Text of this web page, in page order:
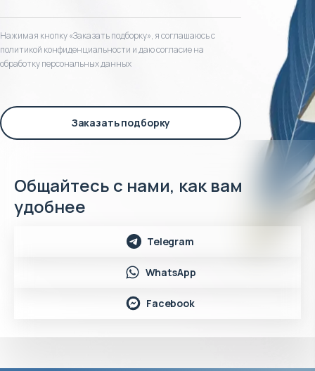
Нажимая кнопку «Заказать подборку», я соглашаюсь с
политикой конфиденциальности и даю согласие на
обработку персональных данных
Заказать подборку
Общайтесь с нами, как вам
удобнее
Telegram
WhatsApp
Facebook